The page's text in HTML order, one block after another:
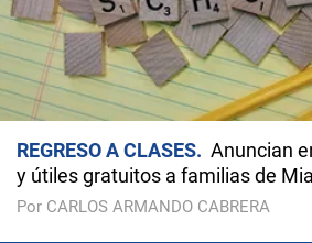
REGRESO A CLASES
Anuncian
y útiles gratuitos a familias de
Por CARLOS ARMANDO CABRERA